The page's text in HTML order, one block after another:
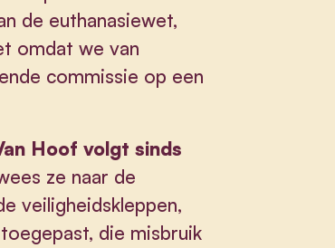
de euthanasiewet,
omdat we van
commissie op een
Hoof volgt sinds
ze naar de
veiligheidskleppen,
die misbruik